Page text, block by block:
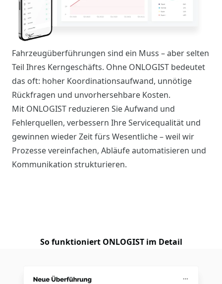
Fahrzeugüberführungen sind ein Muss – aber selten
Teil Ihres Kerngeschäfts. Ohne ONLOGIST bedeutet
das oft: hoher Koordinationsaufwand, unnötige
Rückfragen und unvorhersehbare Kosten.
Mit ONLOGIST reduzieren Sie Aufwand und
Fehlerquellen, verbessern Ihre Servicequalität und
gewinnen wieder Zeit fürs Wesentliche – weil wir
Prozesse vereinfachen, Abläufe automatisieren und
Kommunikation strukturieren.
So funktioniert ONLOGIST im Detail